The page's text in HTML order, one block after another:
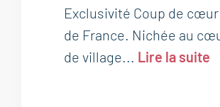
Exclusivité Coup de
de France. Nichée au
de village... Lire la suite